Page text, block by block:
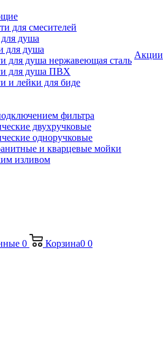
для смесителей
душа
для душа
для душа нержавеющая сталь
для душа ПВХ
и лейки для биде
фильтра
двухручковые
одноручковые
и кварцевые мойки
изливом
Акции
0 Корзина0 0